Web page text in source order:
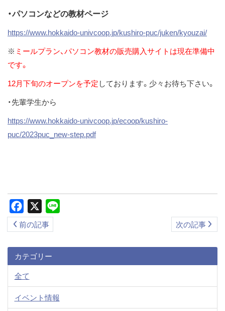
・パソコンなどの教材ページ
https://www.hokkaido-univcoop.jp/kushiro-puc/juken/kyouzai/
※ ミールプラン、パソコン教材の販売購入サイトは現在準備中
です。
12月下旬のオープンを予定しております。少々お待ち下さい。
・先輩学生から
https://www.hokkaido-univcoop.jp/ecoop/kushiro-
puc/2023puc_new-step.pdf
Facebook
前の記事 次の記事
カテゴリー
全て
イベント情報